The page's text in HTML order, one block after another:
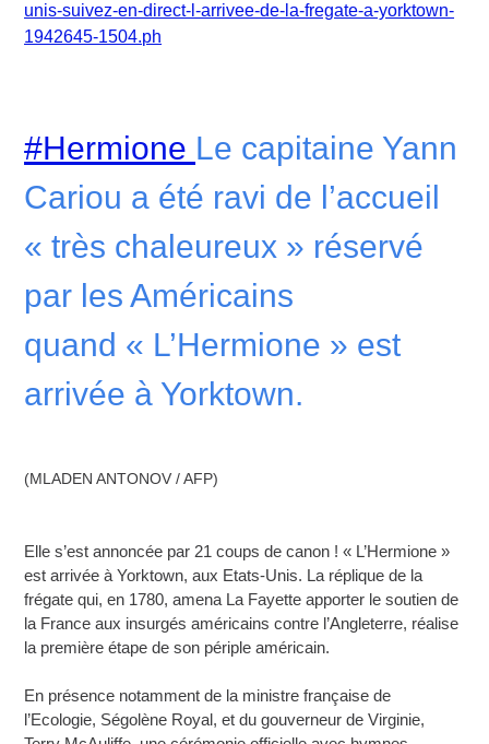
unis-suivez-en-direct-l-arrivee-de-la-fregate-a-yorktown-
1942645-1504.ph
#Hermione Le capitaine Yann
Cariou a été ravi de l’accueil
« très chaleureux » réservé
par les Américains
quand « L’Hermione » est
arrivée à Yorktown.
(MLADEN ANTONOV / AFP)
Elle s’est annoncée par 21 coups de canon ! « L’Hermione »
est arrivée à Yorktown, aux Etats-Unis. La réplique de la
frégate qui, en 1780, amena La Fayette apporter le soutien de
la France aux insurgés américains contre l’Angleterre, réalise
la première étape de son périple américain.
En présence notamment de la ministre française de
l’Ecologie, Ségolène Royal, et du gouverneur de Virginie,